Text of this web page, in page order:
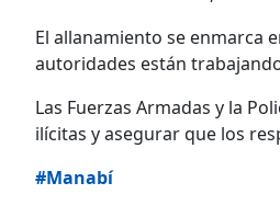
El allanamiento se enmarca
autoridades están
Las Fuerzas Armadas y la
ilícitas y asegurar que los
#Manabí